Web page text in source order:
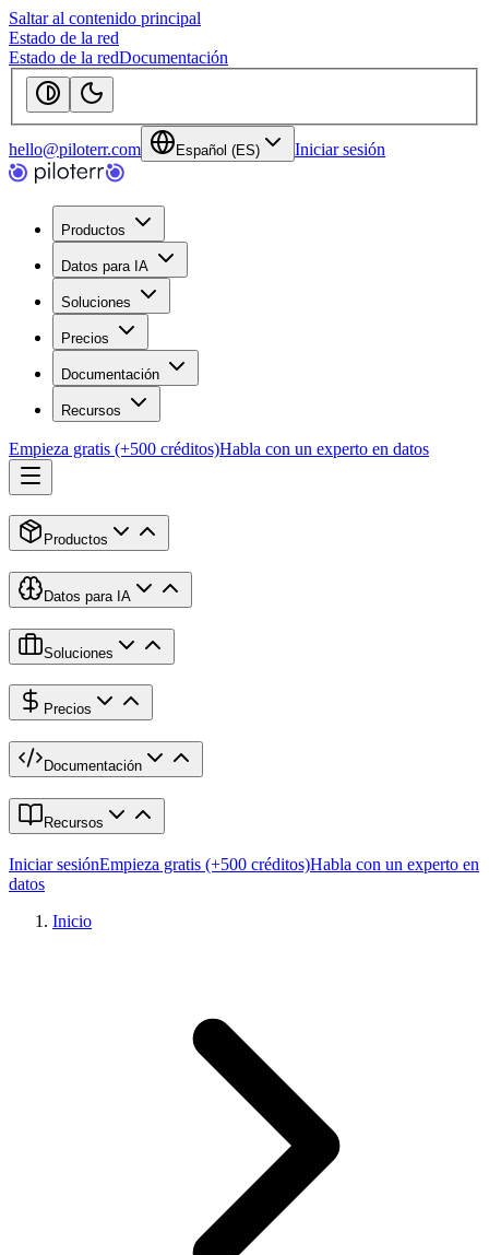
Saltar al contenido principal
Estado de la red
Estado de la redDocumentación
hello@piloterr.com Español (ES) Iniciar sesión
Productos
Datos para IA
Soluciones
Precios
Documentación
Recursos
Empieza gratis (+500 créditos)Habla con un experto en datos
Productos
Datos para IA
Soluciones
Precios
Documentación
Recursos
Iniciar sesiónEmpieza gratis (+500 créditos)Habla con un experto en
datos
Inicio